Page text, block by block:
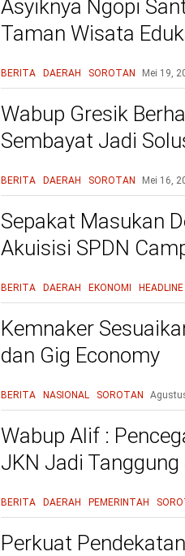
Asyiknya Ngopi
Taman Wisata
BERITA DAERAH SOROTAN Mei 19,
Wabup Gresik
Sembayat Jadi
BERITA DAERAH SOROTAN Mei 16,
Sepakat Masukan
Akuisisi SPDN
BERITA DAERAH EKONOMI HEADLINE
Kemnaker
dan Gig Economy
BERITA NASIONAL SOROTAN
Wabup Alif :
JKN Jadi
BERITA DAERAH PEMERINTAH
Perkuat